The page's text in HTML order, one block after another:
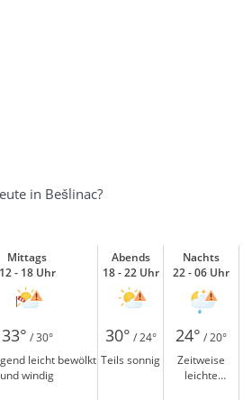
in Bešlinac?
Mittags
12 - 18 Uhr
Abends
18 - 22 Uhr
Nachts
22 - 06 Uhr
33° / 30° 30° / 24° 24° / 20°
leicht bewölkt
und windig
Teils sonnig
Zeitweise
leichte